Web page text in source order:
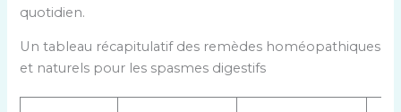
quotidien.
Un tableau récapitulatif des remèdes homéopathiques
et naturels pour les spasmes digestifs